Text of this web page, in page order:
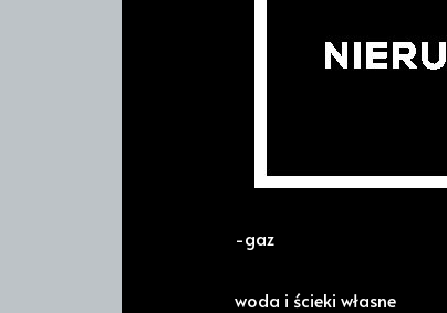
Oferta sprzedaży
Działki RV oraz
Media:
-gaz
woda i ścieki własne